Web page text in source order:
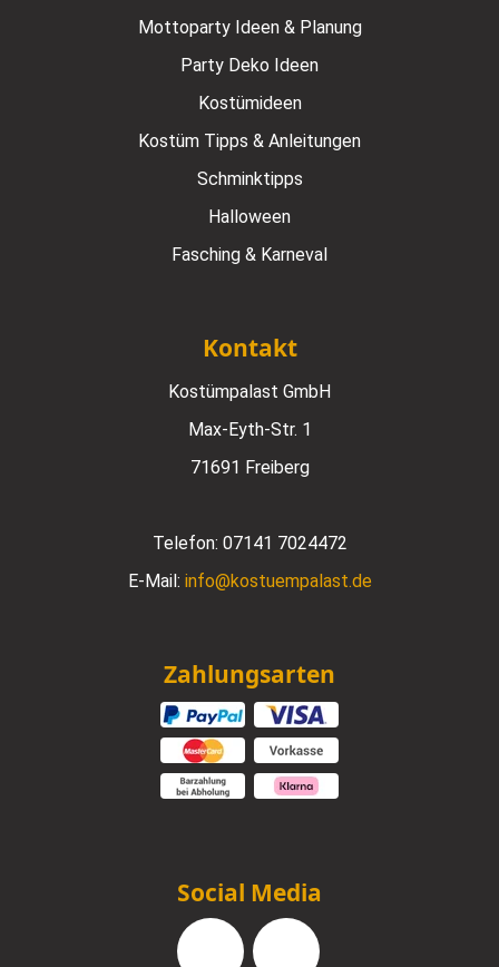
Mottoparty Ideen & Planung
Party Deko Ideen
Kostümideen
Kostüm Tipps & Anleitungen
Schminktipps
Halloween
Fasching & Karneval
Kontakt
Kostümpalast GmbH
Max-Eyth-Str. 1
71691 Freiberg
Telefon: 07141 7024472
E-Mail: info@kostuempalast.de
Zahlungsarten
Social Media
Facebook Instagram